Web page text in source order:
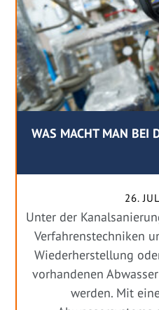
WAS MACHT MAN BEI
26.
Unter der
Verfahrenstechniken
Wiederherstellung
vorhandenen
werden. Mit